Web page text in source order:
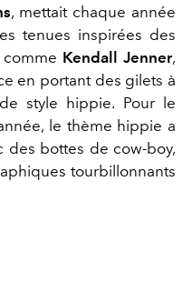
, mettait chaque année
tenues inspirées des
Kendall Jenner,
en portant des gilets à
style hippie. Pour le
le thème hippie a
des bottes de cow-boy,
tourbillonnants